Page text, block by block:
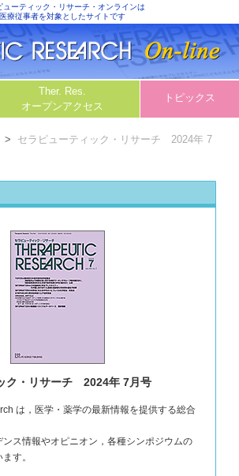
ューティック・リサーチ・オンラインは
医療従事者を対象としたサイトです
Ther. Res.
オープンアクセス
トピックス
セラピューティック・リサーチ 2024年 7
ク・リサーチ 2024年 7月号
は，医学・薬学の最新情報を提供する総合
ンス情報やオピニオン，各種シンポジウムの
す。